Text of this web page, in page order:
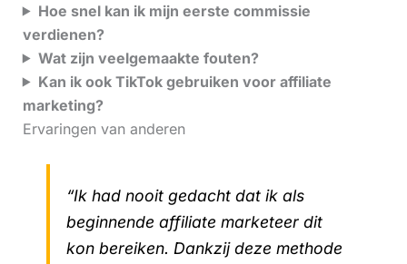
Hoe snel kan ik mijn eerste commissie
verdienen?
Wat zijn veelgemaakte fouten?
Kan ik ook TikTok gebruiken voor affiliate
marketing?
Ervaringen van anderen
“Ik had nooit gedacht dat ik als
beginnende affiliate marketeer dit
kon bereiken. Dankzij deze methode